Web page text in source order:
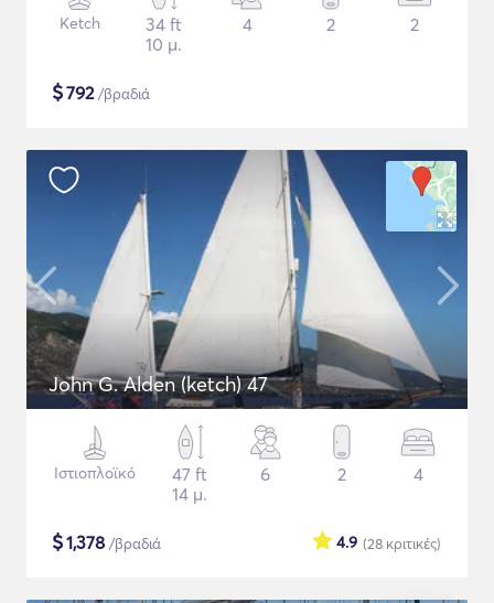
Ketch
34 ft
10 μ.
4 2 2
$792/βραδιά
John G. Alden (ketch) 47
Ιστιοπλοϊκό
47 ft
14 μ.
6 2 4
$1,378 /βραδιά (28 κριτικές)
4.9